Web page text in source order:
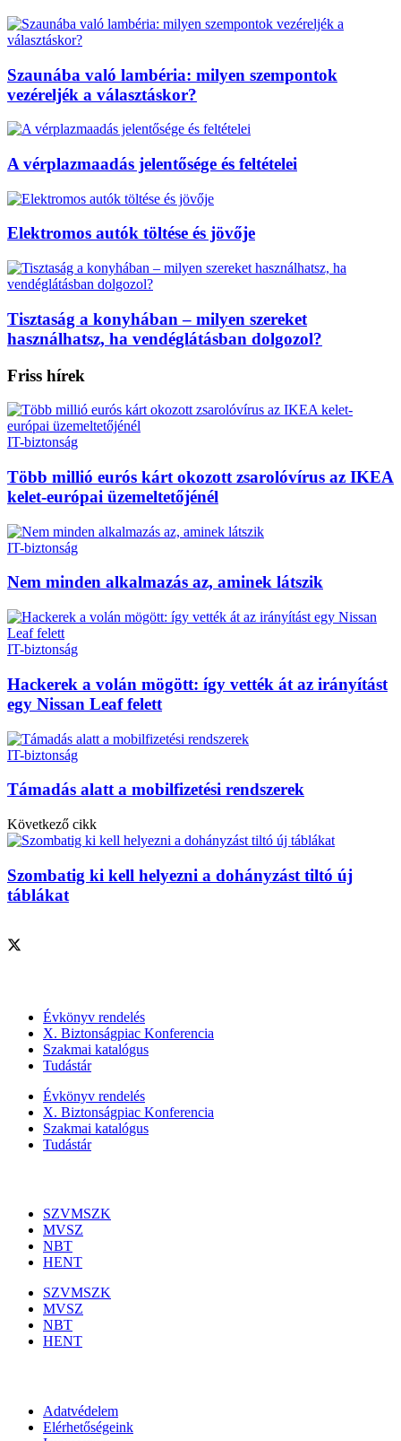
Szaunába való lambéria: milyen szempontok
vezéreljék a választáskor?
A vérplazmaadás jelentősége és feltételei
Elektromos autók töltése és jövője
Tisztaság a konyhában – milyen szereket
használhatsz, ha vendéglátásban dolgozol?
Friss hírek
IT-biztonság
Több millió eurós kárt okozott zsarolóvírus az IKEA
kelet-európai üzemeltetőjénél
IT-biztonság
Nem minden alkalmazás az, aminek látszik
IT-biztonság
Hackerek a volán mögött: így vették át az irányítást
egy Nissan Leaf felett
IT-biztonság
Támadás alatt a mobilfizetési rendszerek
Következő cikk
Szombatig ki kell helyezni a dohányzást tiltó új
táblákat
Évkönyv rendelés
X. Biztonságpiac Konferencia
Szakmai katalógus
Tudástár
Évkönyv rendelés
X. Biztonságpiac Konferencia
Szakmai katalógus
Tudástár
SZVMSZK
MVSZ
NBT
HENT
SZVMSZK
MVSZ
NBT
HENT
Adatvédelem
Elérhetőségeink